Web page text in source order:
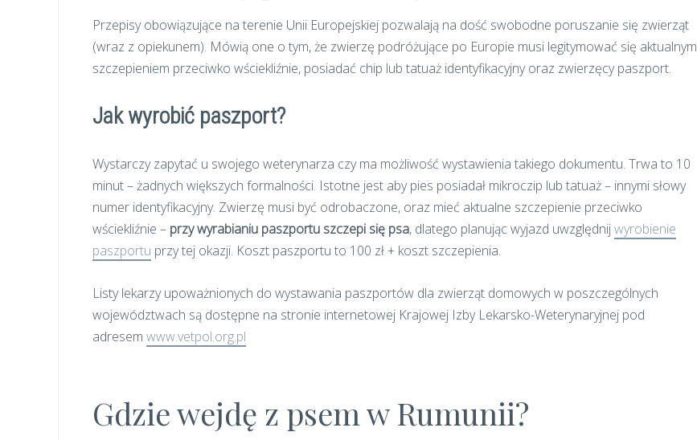
Przepisy obowiązujące na terenie Unii Europejskiej pozwalają na dość swobodne poruszanie się zwierząt
(wraz z opiekunem). Mówią one o tym, że zwierzę podróżujące po Europie musi legitymować się aktualnym
szczepieniem przeciwko wściekliźnie, posiadać chip lub tatuaż identyfikacyjny oraz zwierzęcy paszport.
Jak wyrobić paszport?
Wystarczy zapytać u swojego weterynarza czy ma możliwość wystawienia takiego dokumentu. Trwa to 10
minut – żadnych większych formalności. Istotne jest aby pies posiadał mikroczip lub tatuaż – innymi słowy
numer identyfikacyjny. Zwierzę musi być odrobaczone, oraz mieć aktualne szczepienie przeciwko
wściekliźnie – przy wyrabianiu paszportu szczepi się psa, dlatego planując wyjazd uwzględnijwyrobienie
paszportu przy tej okazji. Koszt paszportu to 100 zł + koszt szczepienia.
Listy lekarzy upoważnionych do wystawania paszportów dla zwierząt domowych w poszczególnych
województwach są dostępne na stronie internetowej Krajowej Izby Lekarsko-Weterynaryjnej pod
adresem www.vetpol.org.pl
Gdzie wejdę z psem w Rumunii?